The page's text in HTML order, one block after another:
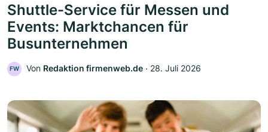
Shuttle-Service für Messen und
Events: Marktchancen für
Busunternehmen
FW Von Redaktion firmenweb.de ‧ 28. Juli 2026